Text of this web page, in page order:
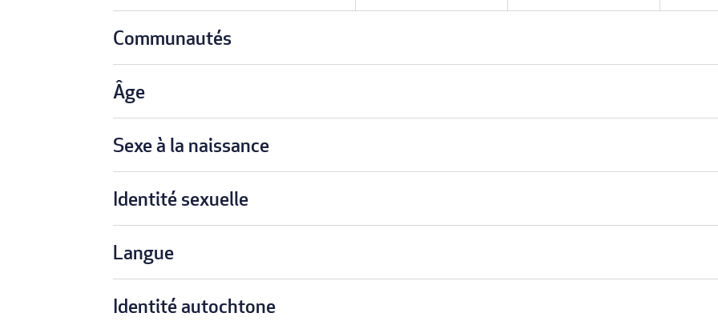
Communautés
Âge
Sexe à la naissance
Identité sexuelle
Langue
Identité autochtone